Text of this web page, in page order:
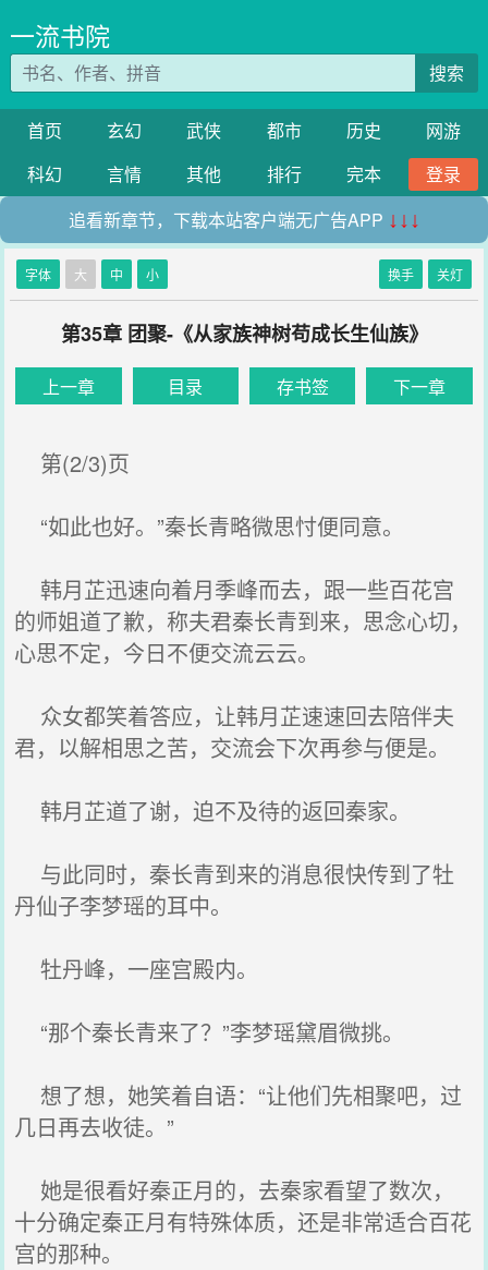
一流书院
搜索
首页 玄幻 武侠 都市 历史
网游
科幻
言情 其他 排行 完本
登录
追看新章节，下载本站客户端无广告APP ↓↓↓
字体 大 中 小 换手 关灯
第35章 团聚-《从家族神树苟成长生仙族》
上一章 目录 存书签 下一章
第(2/3)页
“如此也好。”秦长青略微思忖便同意。
韩月芷迅速向着月季峰而去，跟一些百花宫
的师姐道了歉，称夫君秦长青到来，思念心切，
心思不定，今日不便交流云云。
众女都笑着答应，让韩月芷速速回去陪伴夫
君，以解相思之苦，交流会下次再参与便是。
韩月芷道了谢，迫不及待的返回秦家。
与此同时，秦长青到来的消息很快传到了牡
丹仙子李梦瑶的耳中。
牡丹峰，一座宫殿内。
“那个秦长青来了？”李梦瑶黛眉微挑。
想了想，她笑着自语：“让他们先相聚吧，过
几日再去收徒。”
她是很看好秦正月的，去秦家看望了数次，
十分确定秦正月有特殊体质，还是非常适合百花
宫的那种。